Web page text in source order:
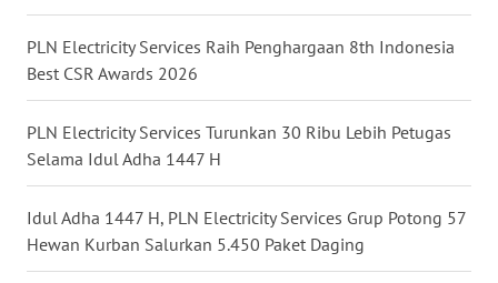
PLN Electricity Services Raih Penghargaan 8th Indonesia
Best CSR Awards 2026
PLN Electricity Services Turunkan 30 Ribu Lebih Petugas
Selama Idul Adha 1447 H
Idul Adha 1447 H, PLN Electricity Services Grup Potong 57
Hewan Kurban Salurkan 5.450 Paket Daging
TAPANULI
SELATAN
WN
TANJUNG
LESUNG
WN
KARO